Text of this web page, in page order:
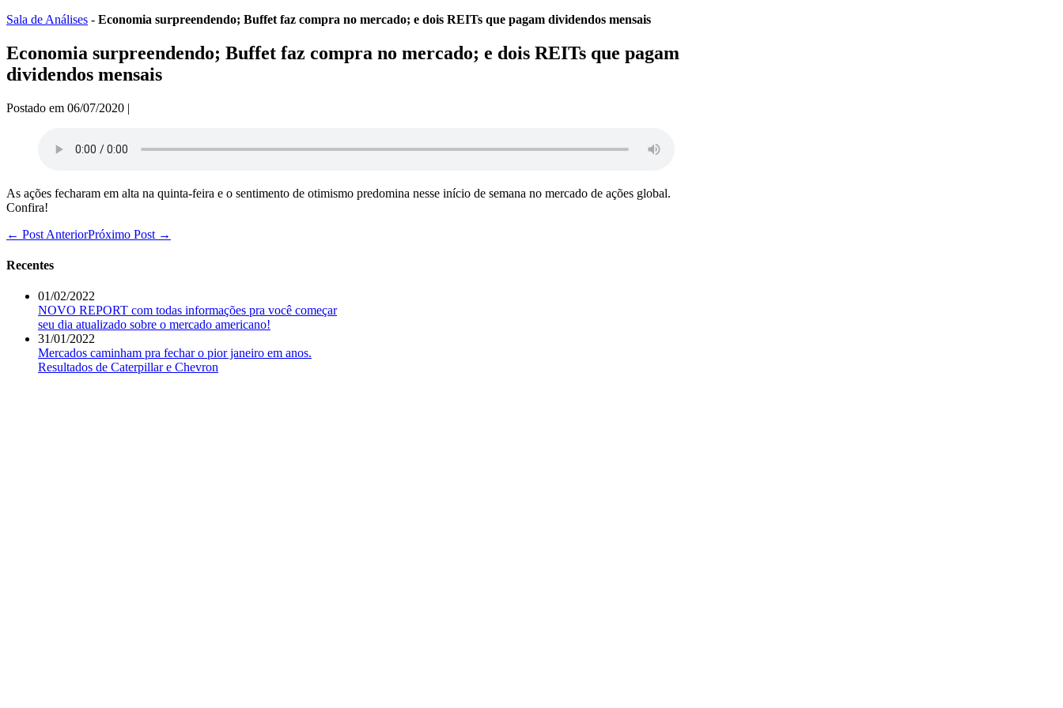
Ir
o
conteúdo
Sala de Análises - Economia surpreendendo; Buffet faz compra no mercado; e dois REITs que pagam dividendos mensais
Economia surpreendendo; Buffet faz compra no mercado; e dois REITs que pagam
dividendos mensais
Postado em 06/07/2020 |
As ações fecharam em alta na quinta-feira e o sentimento de otimismo predomina nesse início de semana no mercado de ações global.
Confira!
Navegação
post
← Post AnteriorPróximo Post →
Recentes
01/02/2022
NOVO REPORT com todas informações pra você começar
seu dia atualizado sobre o mercado americano!
31/01/2022
Mercados caminham pra fechar o pior janeiro em anos.
Resultados de Caterpillar e Chevron